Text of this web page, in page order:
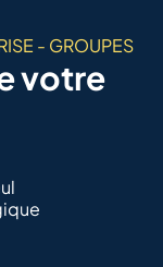
- GROUPES
votre